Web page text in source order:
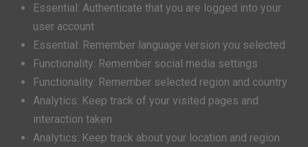
Essential: Authenticate that you are logged into your
user account
Essential: Remember language version you selected
Functionality: Remember social media settings
Functionality: Remember selected region and country
Analytics: Keep track of your visited pages and
interaction taken
Analytics: Keep track about your location and region